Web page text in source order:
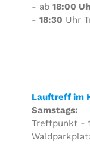
- ab 18:00
- 18:30 Uhr
Lauftreff im
Samstags:
Treffpunkt -